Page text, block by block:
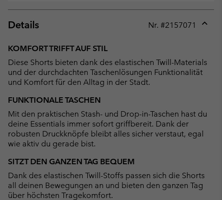
Details Nr. #2157071
KOMFORT TRIFFT AUF STIL
Diese Shorts bieten dank des elastischen Twill-Materials
und der durchdachten Taschenlösungen Funktionalität
und Komfort für den Alltag in der Stadt.
FUNKTIONALE TASCHEN
Mit den praktischen Stash- und Drop-in-Taschen hast du
deine Essentials immer sofort griffbereit. Dank der
robusten Druckknöpfe bleibt alles sicher verstaut, egal
wie aktiv du gerade bist.
SITZT DEN GANZEN TAG BEQUEM
Dank des elastischen Twill-Stoffs passen sich die Shorts
all deinen Bewegungen an und bieten den ganzen Tag
über höchsten Tragekomfort.